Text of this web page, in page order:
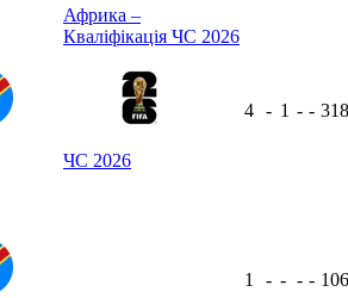
Африка –
Кваліфікація ЧС 2026
ЧС 2026
4 - 1 - -
1 - - - -